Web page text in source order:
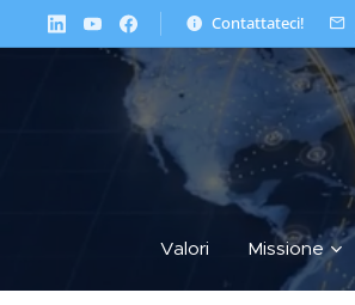
Contattateci!
Valori Missione